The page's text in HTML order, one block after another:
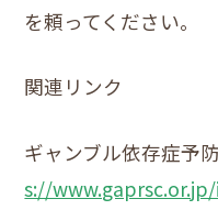
を頼ってください。
関連リンク
ギャンブル依存症予
s://